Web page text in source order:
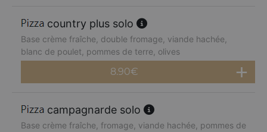
country plus solo
Base crème fraîche, double fromage, viande hachée,
blanc de poulet, pommes de terre, olives
8.90€
campagnarde solo
Base crème fraîche, fromage, viande hachée, pommes de